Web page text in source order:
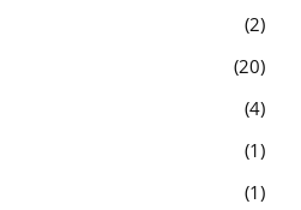
2
20
4
1
1